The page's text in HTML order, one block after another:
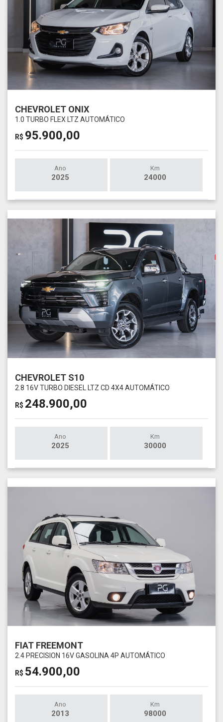
CHEVROLET ONIX
1.0 TURBO FLEX LTZ AUTOMÁTICO
R$ 95.900,00
Ano
2025
Km
24000
CHEVROLET S10
2.8 16V TURBO DIESEL LTZ CD 4X4 AUTOMÁTICO
R$ 248.900,00
Ano
2025
Km
30000
FIAT FREEMONT
2.4 PRECISION 16V GASOLINA 4P AUTOMÁTICO
R$ 54.900,00
Ano
2013
Km
98000